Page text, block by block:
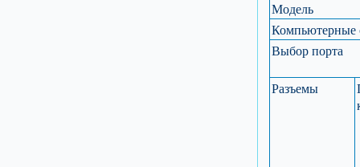
Модель
Компьютерные
Выбор порта
Разъемы